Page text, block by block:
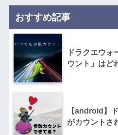
おすすめ記事
ドラクエウォ
ウント」はど
【android】
がカウントさ